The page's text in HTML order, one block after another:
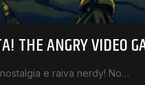
THE ANGRY VIDEO
e raiva nerdy! No…